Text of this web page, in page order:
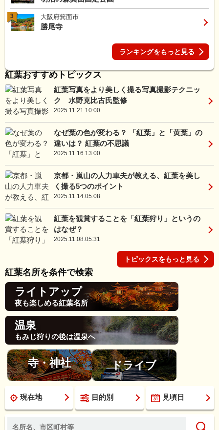
3 大阪府箕面市
勝尾寺
ランキングをもっと見る
紅葉おすすめトピックス
紅葉写真をより美しく撮る写真撮影テクニッ
ク 水野克比古氏監修
2025.11.21.10:00
なぜ葉の色が変わる？ 「紅葉」と「黄葉」の
違いは？ 紅葉の不思議
2025.11.16.13:00
京都・嵐山の人力車夫が教える、紅葉を美し
く撮る5つのポイント
2025.11.14.05:08
紅葉を観賞することを「紅葉狩り」というの
はなぜ？
2025.11.08.05:31
トピックスをもっと見る
紅葉名所を条件で検索
ライトアップ
夜も楽しめる紅葉名所
温泉
もみじ狩りの後は温泉へ
寺・神社 ドライブ
現在地 目的別 見頃日